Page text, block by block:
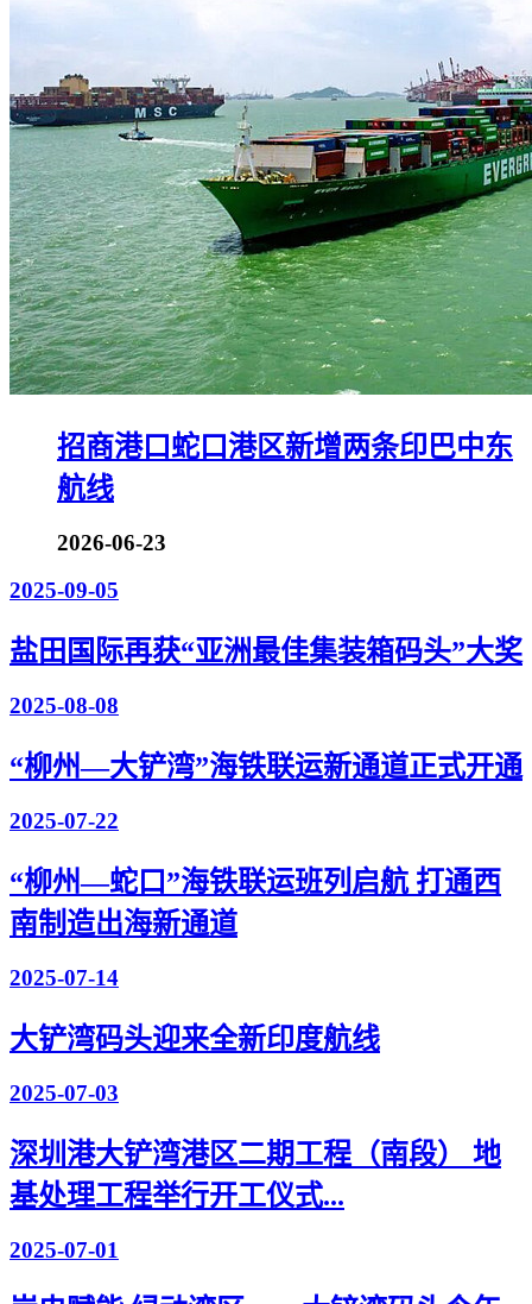
招商港口蛇口港区新增两条印巴中东
航线
2026-06-23
2025-09-05
盐田国际再获“亚洲最佳集装箱码头”大奖
2025-08-08
“柳州—大铲湾”海铁联运新通道正式开通
2025-07-22
“柳州—蛇口”海铁联运班列启航 打通西
南制造出海新通道
2025-07-14
大铲湾码头迎来全新印度航线
2025-07-03
深圳港大铲湾港区二期工程（南段） 地
基处理工程举行开工仪式...
2025-07-01